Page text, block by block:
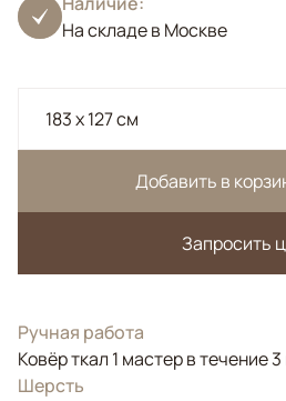
На складе в Москве
183 x 127 см
Добавить в
Запросить
Ручная работа
Ковёр ткал 1 мастер в течение
Шерсть